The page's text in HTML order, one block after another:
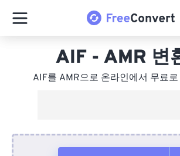
AIF - AMR 변
AIF를 AMR으로 온라인에서 무료